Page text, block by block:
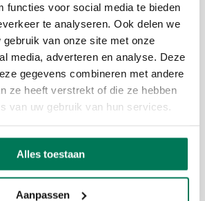
functies voor social media te bieden
te analyseren. Ook delen we
gebruik van onze site met onze
media, adverteren en analyse. Deze
gegevens combineren met andere
ze heeft verstrekt of die ze hebben
van uw gebruik van hun services.
Alles toestaan
Aanpassen
250cm, dubbel
spijlen)
300cm, dubbel
300cm, dubbel